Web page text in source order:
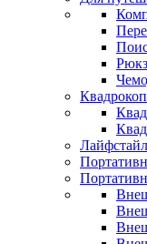
Лайфстайл